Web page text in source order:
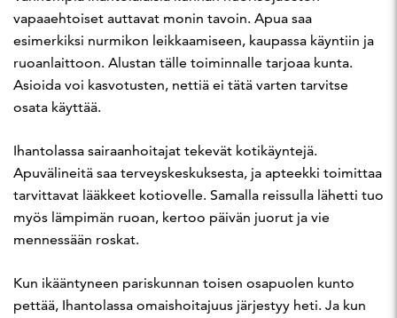
vapaaehtoiset auttavat monin tavoin. Apua saa
esimerkiksi nurmikon leikkaamiseen, kaupassa käyntiin ja
ruoanlaittoon. Alustan tälle toiminnalle tarjoaa kunta.
Asioida voi kasvotusten, nettiä ei tätä varten tarvitse
osata käyttää.
Ihantolassa sairaanhoitajat tekevät kotikäyntejä.
Apuvälineitä saa terveyskeskuksesta, ja apteekki toimittaa
tarvittavat lääkkeet kotiovelle. Samalla reissulla lähetti tuo
myös lämpimän ruoan, kertoo päivän juorut ja vie
mennessään roskat.
Kun ikääntyneen pariskunnan toisen osapuolen kunto
pettää, Ihantolassa omaishoitajuus järjestyy heti. Ja kun